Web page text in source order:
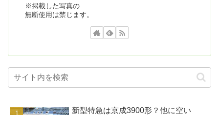
※掲載した写真の
無断使用は禁じます。
新型特急は京成3900形？他に空い